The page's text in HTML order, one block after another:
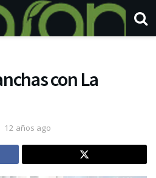
con La
12 años ago